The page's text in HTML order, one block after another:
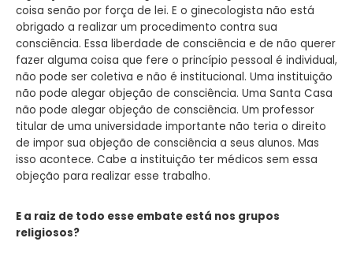
coisa senão por força de lei. E o ginecologista não está
obrigado a realizar um procedimento contra sua
consciência. Essa liberdade de consciência e de não querer
fazer alguma coisa que fere o princípio pessoal é individual,
não pode ser coletiva e não é institucional. Uma instituição
não pode alegar objeção de consciência. Uma Santa Casa
não pode alegar objeção de consciência. Um professor
titular de uma universidade importante não teria o direito
de impor sua objeção de consciência a seus alunos. Mas
isso acontece. Cabe a instituição ter médicos sem essa
objeção para realizar esse trabalho.
E a raiz de todo esse embate está nos grupos
religiosos?